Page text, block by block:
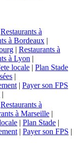
Restaurants à
à Bordeaux |
| Restaurants à
à Lyon |
locale | Plan Stade
|
| Payer son FPS
|
Restaurants à
à Marseille |
| Plan Stade |
| Payer son FPS |